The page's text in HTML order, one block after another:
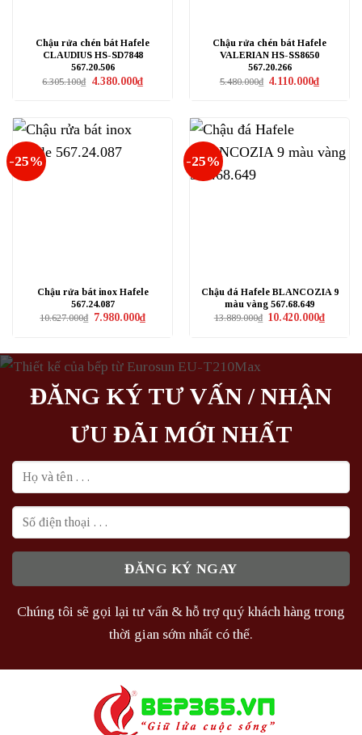
Chậu rửa chén bát Hafele
CLAUDIUS HS-SD7848
567.20.506
6.305.100₫ Giá
4.380.000₫Giá
hiện
Chậu rửa chén bát Hafele
VALERIAN HS-SS8650
567.20.266
5.480.000₫ Giá
4.110.000₫Giá
hiện
-25%
Chậu rửa bát inox Hafele
567.24.087
10.627.000₫ Giá
7.980.000₫Giá
hiện
7.980.000₫.
-25%
Chậu đá Hafele BLANCOZIA 9
màu vàng 567.68.649
13.889.000₫ Giá
10.420.000₫Giá
hiện
ĐĂNG KÝ TƯ VẤN / NHẬN
ƯU ĐÃI MỚI NHẤT
Chúng tôi sẽ gọi lại tư vấn & hỗ trợ quý khách hàng trong
thời gian sớm nhất có thể.